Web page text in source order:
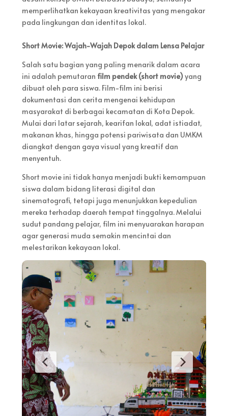
memperlihatkan kekayaan kreativitas yang mengakar
pada lingkungan dan identitas lokal.
Short Movie: Wajah-Wajah Depok dalam Lensa Pelajar
Salah satu bagian yang paling menarik dalam acara
ini adalah pemutaran film pendek (short movie) yang
dibuat oleh para siswa. Film-film ini berisi
dokumentasi dan cerita mengenai kehidupan
masyarakat di berbagai kecamatan di Kota Depok.
Mulai dari latar sejarah, kearifan lokal, adat istiadat,
makanan khas, hingga potensi pariwisata dan UMKM
diangkat dengan gaya visual yang kreatif dan
menyentuh.
Short movie ini tidak hanya menjadi bukti kemampuan
siswa dalam bidang literasi digital dan
sinematografi, tetapi juga menunjukkan kepedulian
mereka terhadap daerah tempat tinggalnya. Melalui
sudut pandang pelajar, film ini menyuarakan harapan
agar generasi muda semakin mencintai dan
melestarikan kekayaan lokal.